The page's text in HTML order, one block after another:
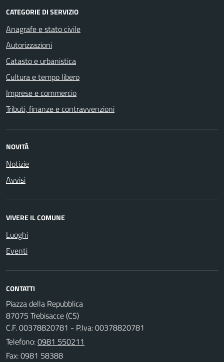
CATEGORIE DI SERVIZIO
Anagrafe e stato civile
Autorizzazioni
Catasto e urbanistica
Cultura e tempo libero
Imprese e commercio
Tributi, finanze e contravvenzioni
NOVITÀ
Notizie
Avvisi
VIVERE IL COMUNE
Luoghi
Eventi
CONTATTI
Piazza della Repubblica
87075 Trebisacce (CS)
C.F. 00378820781 - P.Iva: 00378820781
Telefono:0981 550211
Fax: 0981 58388